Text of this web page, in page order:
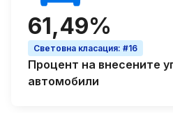
61,49%
Световна класация: #16
Процент на внесените
автомобили